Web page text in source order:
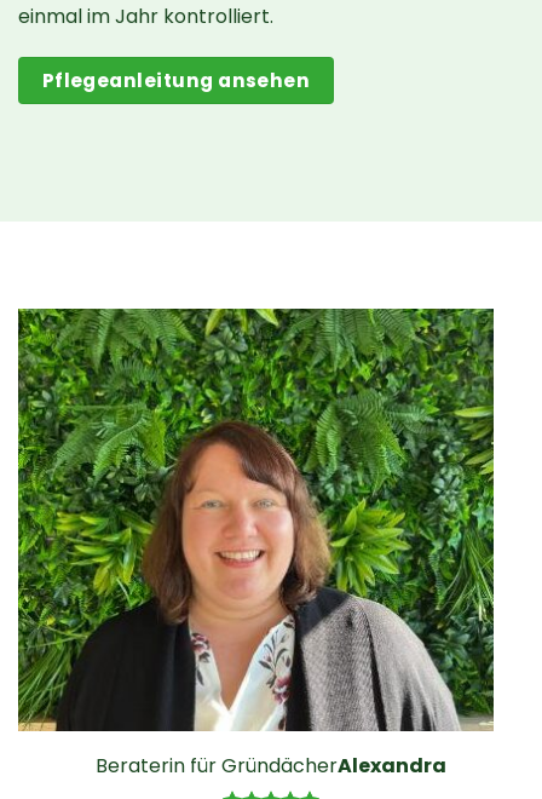
einmal im Jahr kontrolliert.
Pflegeanleitung ansehen
Beraterin für GründächerAlexandra